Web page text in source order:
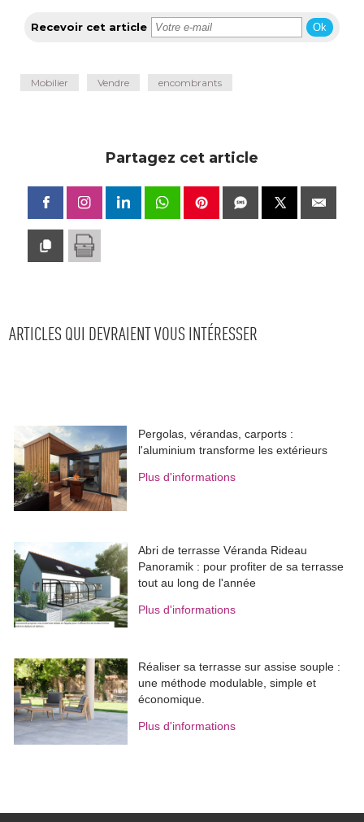
Recevoir cet article Ok
Mobilier Vendre encombrants
Partagez cet article
ARTICLES QUI DEVRAIENT VOUS INTÉRESSER
Pergolas, vérandas, carports :
l'aluminium transforme les extérieurs
Plus d'informations
Abri de terrasse Véranda Rideau
Panoramik : pour profiter de sa terrasse
tout au long de l'année
Plus d'informations
Réaliser sa terrasse sur assise souple :
une méthode modulable, simple et
économique.
Plus d'informations